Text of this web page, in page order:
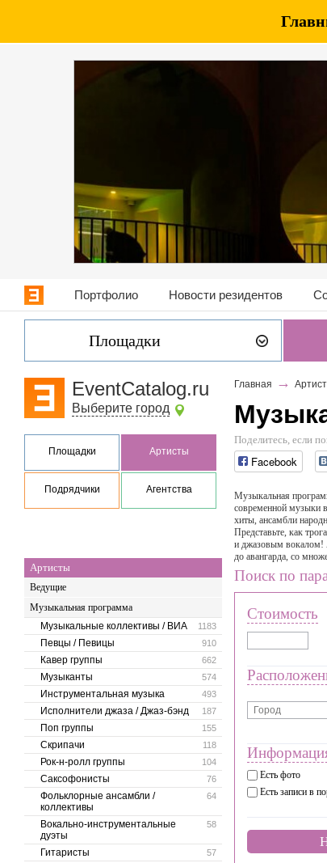
Портфолио Новости резидентов
Площадки
EventCatalog.ru
Выберите город
Площадки Артисты
Подрядчики Агентства
Артисты
Ведущие
Музыкальная программа
1183
Музыкальные коллективы / ВИА
910
Певцы / Певицы
662
Кавер группы
574
Музыканты
493
Инструментальная музыка
187
Исполнители джаза / Джаз-бэнд
155
Поп группы
118
Скрипачи
104
Рок-н-ролл группы
76
Саксофонисты
64
Фольклорные ансамбли /
коллективы
58
Вокально-инструментальные
дуэты
57
Гитаристы
Главная →
Поделитесь, если
Facebook
Музыкальная
современной музыки
хиты, ансамбли
Представьте, как
и джазовым вокалом!
до авангарда, со
Поиск по
Стоимость
Есть фото
Есть записи в